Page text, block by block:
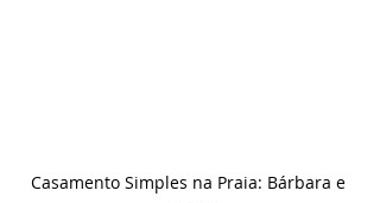
Casamento Simples na Praia: Bárbara e